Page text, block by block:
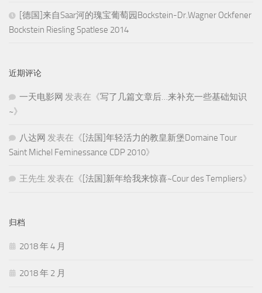
[德国]来自Saar河的瑰宝葡萄园Bockstein-Dr.Wagner Ockfener
Bockstein Riesling Spatlese 2014
近期评论
一天电影网 发表在《写了几篇文章后…来补充一些基础知识
~》
八达网 发表在《[法国]年轻活力的教皇新堡Domaine Tour
Saint Michel Feminessance CDP 2010》
王先生 发表在《[法国]新年给我来惊喜~Cour des Templiers》
归档
2018 年 4 月
2018 年 2 月